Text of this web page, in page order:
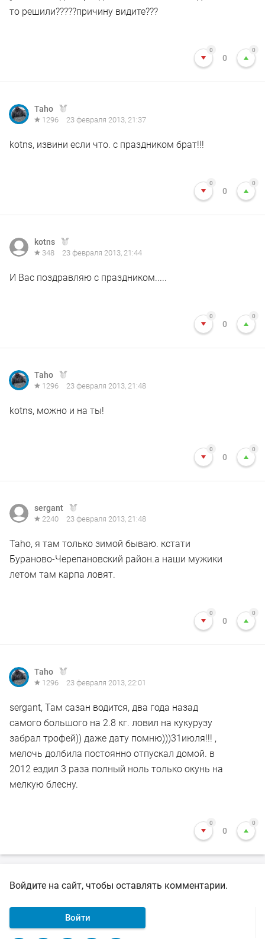
то решили?????причину видите???
0
0
0
Taho
1296 23 февраля 2013, 21:37
kotns, извини если что. с праздником брат!!!
0
0
0
kotns
348 23 февраля 2013, 21:44
И Вас поздравляю с праздником.....
0
0
0
Taho
1296 23 февраля 2013, 21:48
kotns, можно и на ты!
0
0
0
sergant
2240 23 февраля 2013, 21:48
Taho, я там только зимой бываю. кстати
Бураново-Черепановский район.а наши мужики
летом там карпа ловят.
0
0
0
Taho
1296 23 февраля 2013, 22:01
sergant, Там сазан водится, два года назад
самого большого на 2.8 кг. ловил на кукурузу
забрал трофей)) даже дату помню)))31июля!!! ,
мелочь долбила постоянно отпускал домой. в
2012 ездил 3 раза полный ноль только окунь на
мелкую блесну.
0
0
0
Войдите на сайт, чтобы оставлять комментарии.
Войти